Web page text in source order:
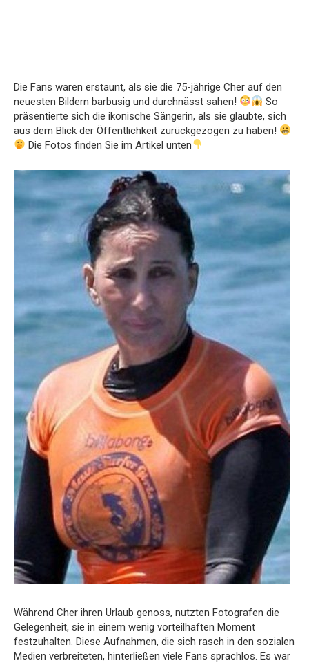
Die Fans waren erstaunt, als sie die 75-jährige Cher auf den
neuesten Bildern barbusig und durchnässt sahen!
So
präsentierte sich die ikonische Sängerin, als sie glaubte, sich
aus dem Blick der Öffentlichkeit zurückgezogen zu haben!
Die Fotos finden Sie im Artikel unten
Während Cher ihren Urlaub genoss, nutzten Fotografen die
Gelegenheit, sie in einem wenig vorteilhaften Moment
festzuhalten. Diese Aufnahmen, die sich rasch in den sozialen
Medien verbreiteten, hinterließen viele Fans sprachlos. Es war